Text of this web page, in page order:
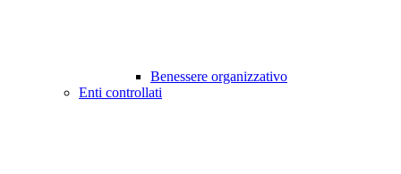
Benessere organizzativo
Enti controllati